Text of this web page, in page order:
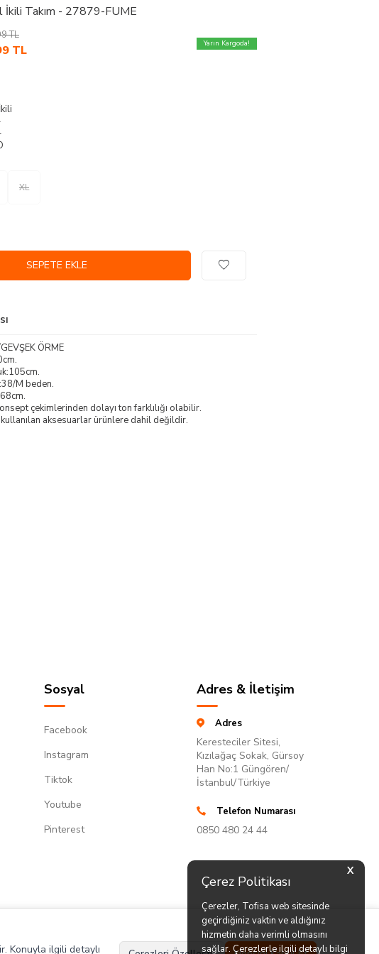
X
Çerez Politikası
Çerezler, Tofisa web sitesinde
geçirdiğiniz vaktin ve aldığınız
hizmetin daha verimli olmasını
sağlar. Çerezlerle ilgili detaylı bilgi
İkili Takım - 27879-FUME
TL
TL Yarın Kargoda!
XL
SEPETE EKLE
ÖRME
M beden.
çekimlerinden dolayı ton farklılığı olabilir.
aksesuarlar ürünlere dahil değildir.
Sosyal
Facebook
Instagram
Tiktok
Youtube
Pinterest
Adres & İletişim
Adres
Keresteciler Sitesi,
Kızılağaç Sokak, Gürsoy
Han No:1 Güngören/
İstanbul/Türkiye
Telefon Numarası
0850 480 24 44
Konuyla ilgili detaylı